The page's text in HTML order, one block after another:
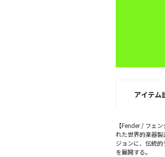
アイテム
【Fender / フェ
れた世界的楽器製
ジョンに、伝統
を展開する。